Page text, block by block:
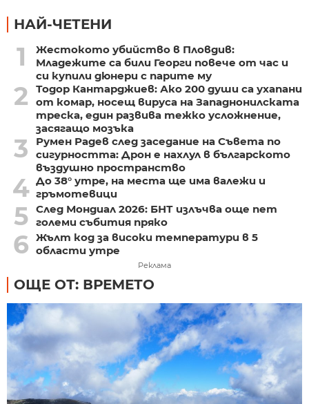
НАЙ-ЧЕТЕНИ
1
Жестокото убийство в Пловдив:
Младежите са били Георги повече от час и
си купили дюнери с парите му
2
Тодор Кантарджиев: Ако 200 души са ухапани
от комар, носещ вируса на Западнонилската
треска, един развива тежко усложнение,
засягащо мозъка
3
Румен Радев след заседание на Съвета по
сигурността: Дрон е нахлул в българското
въздушно пространство
4 До 38° утре, на места ще има валежи и
гръмотевици
5 След Мондиал 2026: БНТ излъчва още пет
големи събития пряко
6 Жълт код за високи температури в 5
области утре
Реклама
ОЩЕ ОТ: ВРЕМЕТО